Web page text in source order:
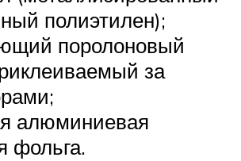
полиэтилен);
поролоновый
за
алюминиевая
фольга.